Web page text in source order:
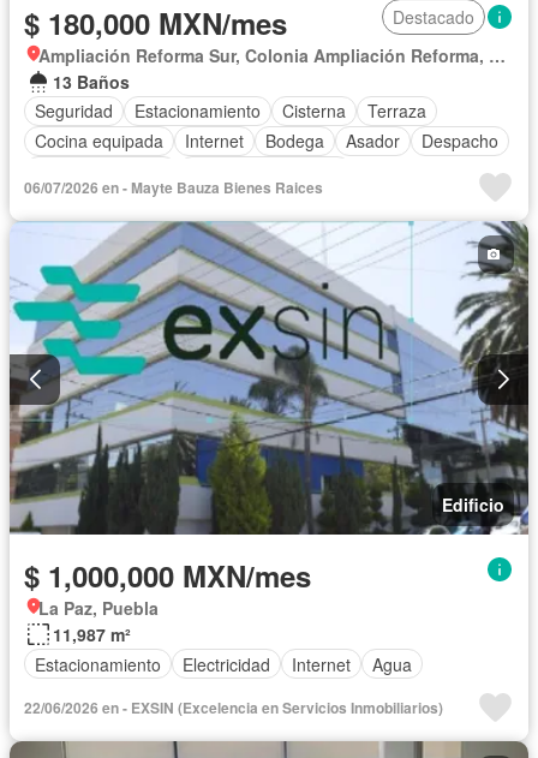
$ 180,000 MXN/mes
Destacado
Ampliación Reforma Sur, Colonia Ampliación Reforma, Heróica Puebla de Zaragoza
13 Baños
Seguridad
Estacionamiento Cisterna
Terraza
Cocina equipada
Internet Bodega Asador
Despacho
06/07/2026 en - Mayte Bauza Bienes Raices
Edificio
$ 1,000,000 MXN/mes
La Paz, Puebla
11,987 m²
Estacionamiento
Electricidad Internet Agua
22/06/2026 en - EXSIN (Excelencia en Servicios Inmobiliarios)